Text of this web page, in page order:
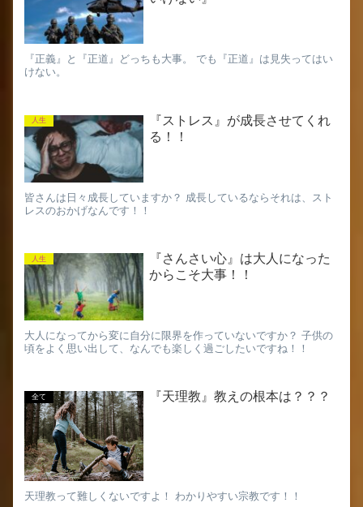
『正義』と『正道』どっちも大事。 でも『正道』は見失ってはい
けない。
人生
『ストレス』が成長させてくれ
る！！
皆さんは日々成長していますか？ 成長しているならそれは、スト
レスのおかげなんです！！
人生
『さんさい心』は大人になった
からこそ大事！！
大人になってから変に自分に限界を作っていないですか？ 子供の
頃をよく思い出して、なんでも楽しく過ごしたいですね！！
全て 『天理教』教えの根本は？？？
天理教って難しくないですよ！ わかりやすい宗教です！！